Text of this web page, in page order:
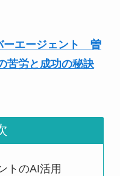
ーエージェント 曽
苦労と成功の秘訣
トのAI活用